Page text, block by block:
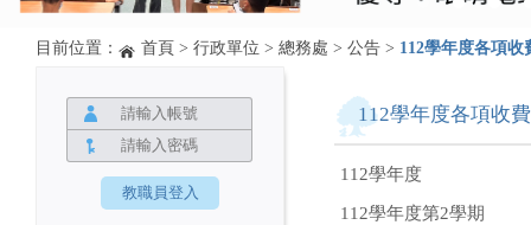
目前位置： 首頁 > 行政單位 > 總務處 > 公告 > 112學年度各項收
112學年度各項收
112學年度
112學年度第2學期